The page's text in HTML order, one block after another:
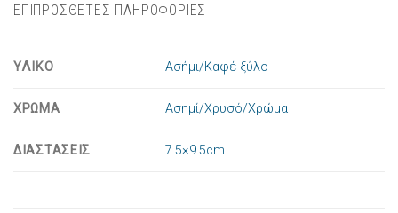
ΕΠΙΠΡΟΣΘΕΤΕΣ ΠΛΗΡΟΦΟΡΙΕΣ
ΥΛΙΚΟ Ασήμι/Καφέ ξύλο
ΧΡΩΜΑ Ασημί/Χρυσό/Χρώμα
ΔΙΑΣΤΑΣΕΙΣ 7.5×9.5cm